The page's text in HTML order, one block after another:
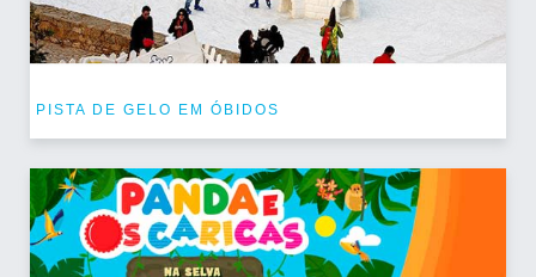
PISTA DE GELO EM ÓBIDOS